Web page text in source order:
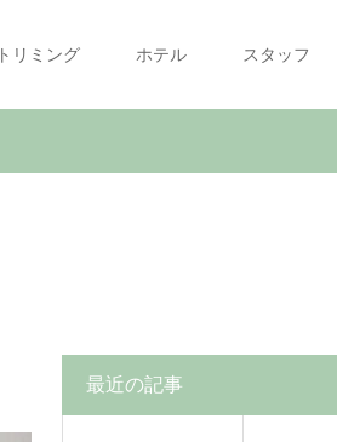
トリミング ホテル スタッフ
最近の記事